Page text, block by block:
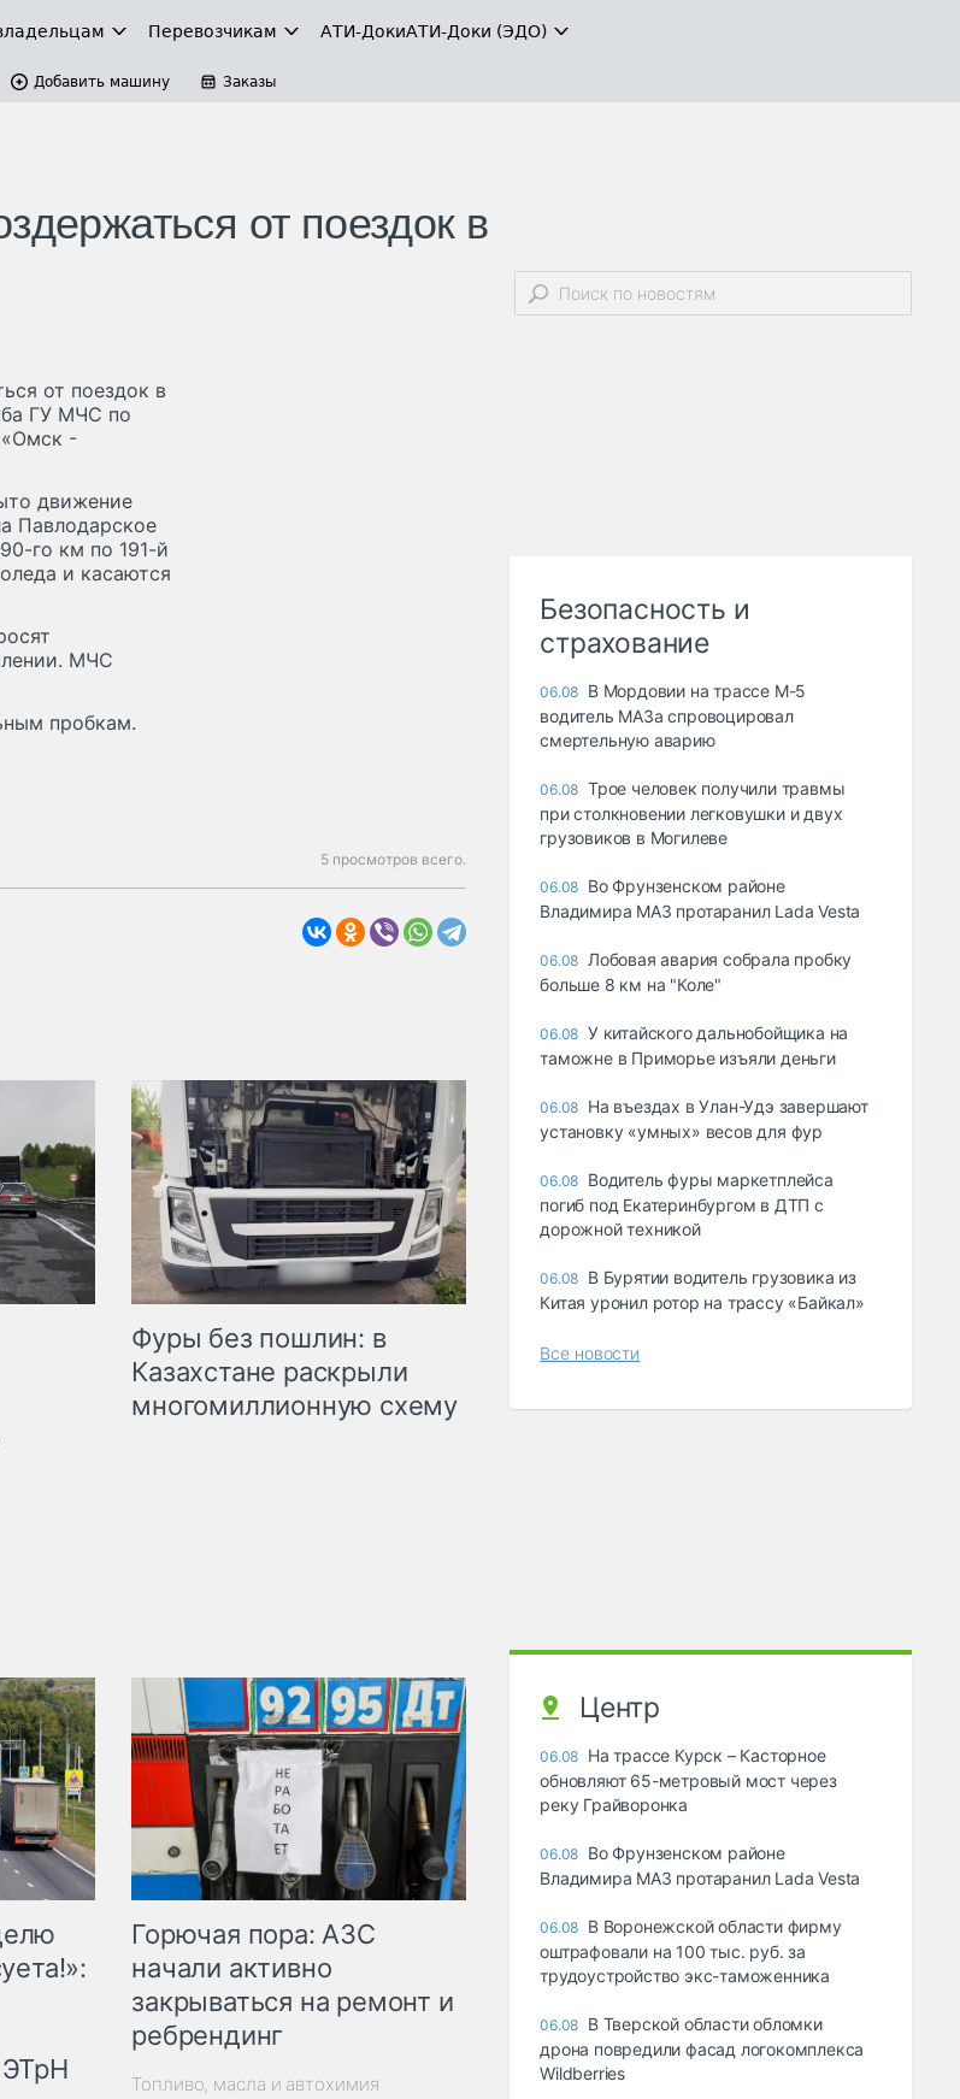
Перевозчикам АТИ-ДокиАТИ-Доки (ЭДО)
Добавить машину Заказы
от поездок в
от поездок в
ГУ МЧС по
«Омск -
движение
Павлодарское
го км по 191-й
и касаются
МЧС
пробкам.
5 просмотров всего.
Фуры без пошлин: в
Казахстане раскрыли
многомиллионную схему
Горючая пора: АЗС
начали активно
закрываться на ремонт и
ребрендинг
Топливо, масла и автохимия
Безопасность и
страхование
06.08 В Мордовии на трассе М-5
водитель МАЗа спровоцировал
смертельную аварию
06.08 Трое человек получили травмы
при столкновении легковушки и двух
грузовиков в Могилеве
06.08 Во Фрунзенском районе
Владимира МАЗ протаранил Lada Vesta
06.08 Лобовая авария собрала пробку
больше 8 км на "Коле"
06.08 У китайского дальнобойщика на
таможне в Приморье изъяли деньги
06.08 Ha въeздax в Улaн-Удэ зaвepшaют
ycтaнoвкy «yмныx» вecoв для фyp
06.08 Водитель фуры маркетплейса
погиб под Екатеринбургом в ДТП с
дорожной техникой
06.08 В Бурятии водитель грузовика из
Китая уронил ротор на трассу «Байкал»
Все новости
Центр
06.08 На трассе Курск – Касторное
обновляют 65-метровый мост через
реку Грайворонка
06.08 Во Фрунзенском районе
Владимира МАЗ протаранил Lada Vesta
06.08 В Воронежской области фирму
оштрафовали на 100 тыс. руб. за
трудоустройство экс-таможенника
06.08 В Тверской области обломки
дрона повредили фасад логокомплекса
Wildberries